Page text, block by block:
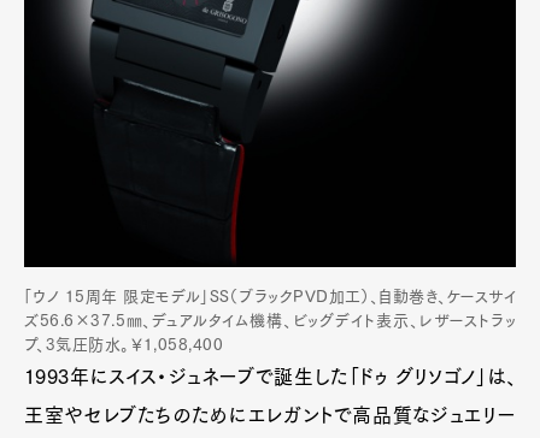
「ウノ 15周年 限定モデル」SS（ブラックPVD加工）、自動巻き、ケースサイ
ズ56.6×37.5㎜、デュアルタイム機構、ビッグデイト表示、レザーストラッ
プ、3気圧防水。￥1,058,400
1993年にスイス・ジュネーブで誕生した「ドゥ グリソゴノ」は、
王室やセレブたちのためにエレガントで高品質なジュエリー